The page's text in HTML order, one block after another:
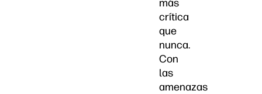
más
crítica
que
nunca.
Con
las
amenazas